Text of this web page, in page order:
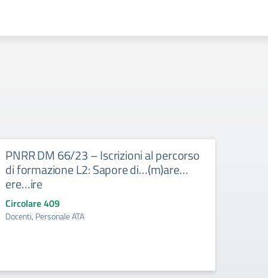
PNRR DM 66/23 – Iscrizioni al percorso
di formazione L2: Sapore di…(m)are…
ere…ire
Circolare 409
Docenti, Personale ATA